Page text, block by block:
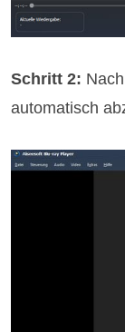
Schritt 2:
automatisch